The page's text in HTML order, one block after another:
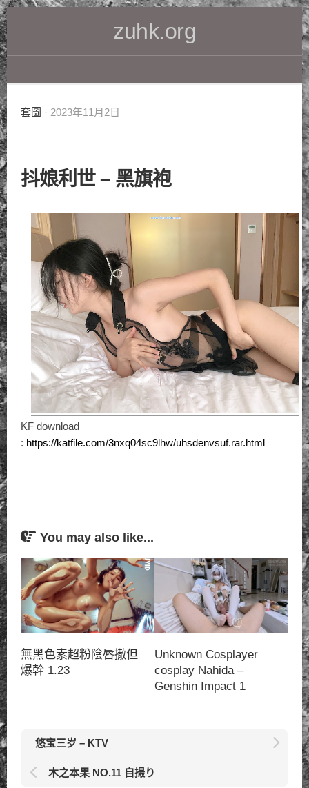
Skip
to
content
zuhk.org
套圖 · 2023年11月2日
抖娘利世 – 黑旗袍
KF download
: https://katfile.com/3nxq04sc9lhw/uhsdenvsuf.rar.html
You may also like...
無黑色素超粉陰唇撒但
爆幹 1.23
Unknown Cosplayer
cosplay Nahida –
Genshin Impact 1
悠宝三岁 – KTV
木之本果 NO.11 自撮り